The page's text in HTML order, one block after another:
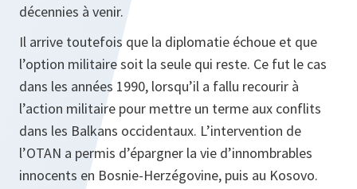
décennies à venir.
Il arrive toutefois que la diplomatie échoue et que
l’option militaire soit la seule qui reste. Ce fut le cas
dans les années 1990, lorsqu’il a fallu recourir à
l’action militaire pour mettre un terme aux conflits
dans les Balkans occidentaux. L’intervention de
l’OTAN a permis d’épargner la vie d’innombrables
innocents en Bosnie-Herzégovine, puis au Kosovo.